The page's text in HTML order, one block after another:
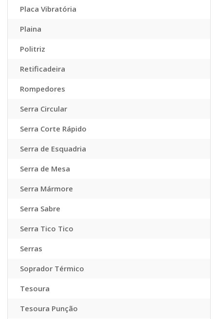
Placa Vibratória
Plaina
Politriz
Retificadeira
Rompedores
Serra Circular
Serra Corte Rápido
Serra de Esquadria
Serra de Mesa
Serra Mármore
Serra Sabre
Serra Tico Tico
Serras
Soprador Térmico
Tesoura
Tesoura Punção